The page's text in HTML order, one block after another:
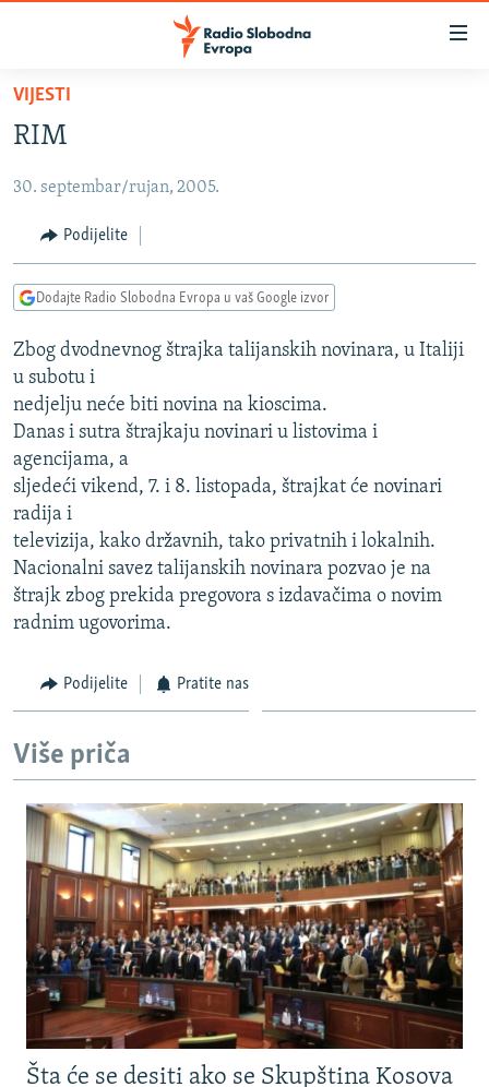
Pređite
glavni
Pređite
Pređite
pretragu
SRBIJA
KOSOVO
VIZUELNO
VIDEO
FOTOGALERIJE
INFOGRAFIKE
PODCASTI
RAT U UKRAJINI
KINA NA BALKANU
RSE PRIČE IZ SVIJETA
ISPRIČAJ MI
DNEVNO@RSE
SPECIJALI RSE
VIŠE OD NASLOVA
TV LIBERTY
POST SCRIPTUM
MOJA EVROPA
TRI DECENIJE OD RATA U BIH
SVE KARTE DEJTONA
NASTANAK I RASPAD JUGOSLAVIJE
Sve RFE/RL stranice
VIJESTI
RIM
30. septembar/rujan, 2005.
Podijelite
Dodajte Radio Slobodna Evropa u vaš Google izvor
Zbog dvodnevnog štrajka talijanskih novinara, u Italiji
u subotu i
nedjelju neće biti novina na kioscima.
Danas i sutra štrajkaju novinari u listovima i
agencijama, a
sljedeći vikend, 7. i 8. listopada, štrajkat će novinari
radija i
televizija, kako državnih, tako privatnih i lokalnih.
Nacionalni savez talijanskih novinara pozvao je na
štrajk zbog prekida pregovora s izdavačima o novim
radnim ugovorima.
Podijelite Pratite nas
Više priča
Šta će se desiti ako se Skupština Kosova